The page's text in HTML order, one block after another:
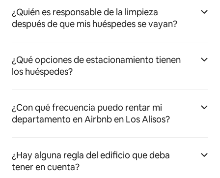
¿Quién es responsable de la limpieza
después de que mis huéspedes se vayan?
¿Qué opciones de estacionamiento tienen
los huéspedes?
¿Con qué frecuencia puedo rentar mi
departamento en Airbnb en Los Alisos?
¿Hay alguna regla del edificio que deba
tener en cuenta?